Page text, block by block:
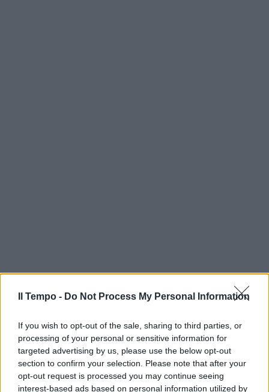
Il Tempo - Do Not Process My Personal Information
If you wish to opt-out of the sale, sharing to third parties, or
processing of your personal or sensitive information for
targeted advertising by us, please use the below opt-out
section to confirm your selection. Please note that after your
opt-out request is processed you may continue seeing
interest-based ads based on personal information utilized by